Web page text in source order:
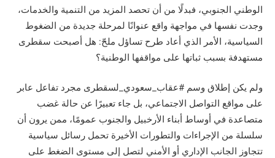
الوطني الجنوبي، فبدلًا من أن تحصد المزيد من التنمية والخدمات،
وجدت نفسها في مواجهة واقع عنوانًا لمرحلة جديدة من الضغوط
السياسية، الأمر الذي أعاد طرح تساؤل ملحّ: هل أصبحت سقطرى
مستهدفة بسبب ثباتها على مواقفها الوطنية؟
ولم يكن إطلاق وسم #عقاب_سعودي_لسقطرى مجرد تفاعل عابر
على مواقع التواصل الاجتماعي، بل جاء تعبيرًا عن حالة غضب
متصاعدة في أوساط أبناء الأرخبيل والجنوب عمومًا، ممن يرون أن
سلسلة من الإجراءات والتطورات الأخيرة تحمل رسائل سياسية
تتجاوز الجانب الإداري أو الأمني لتصل إلى مستوى الضغط على